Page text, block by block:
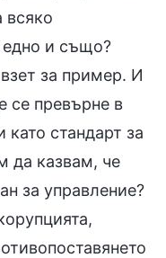
всяко
едно и също?
за пример. И
се превърне в
стандарт за
да казвам, че
за управление?